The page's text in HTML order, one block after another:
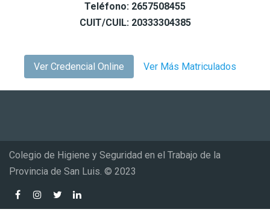
Teléfono: 2657508455
CUIT/CUIL: 20333304385
Ver Credencial Online Ver Más Matriculados
Colegio de Higiene y Seguridad en el Trabajo de la
Provincia de San Luis. © 2023